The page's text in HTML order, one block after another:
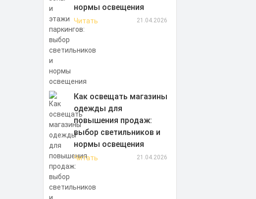
нормы освещения
Читать 21.04.2026
Как освещать магазины
одежды для
повышения продаж:
выбор светильников и
нормы освещения
Читать 21.04.2026